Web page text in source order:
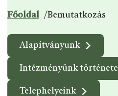
Főoldal /Bemutatkozás
Kapcsolódó
aloldalak
Alapítványunk
Intézményünk története
Telephelyeink